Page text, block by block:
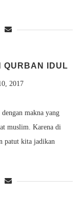
QURBAN IDUL
2017
makna yang
muslim. Karena di
patut kita jadikan